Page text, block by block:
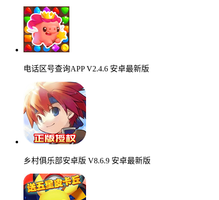
电话区号查询APP V2.4.6 安卓最新版
乡村俱乐部安卓版 V8.6.9 安卓最新版